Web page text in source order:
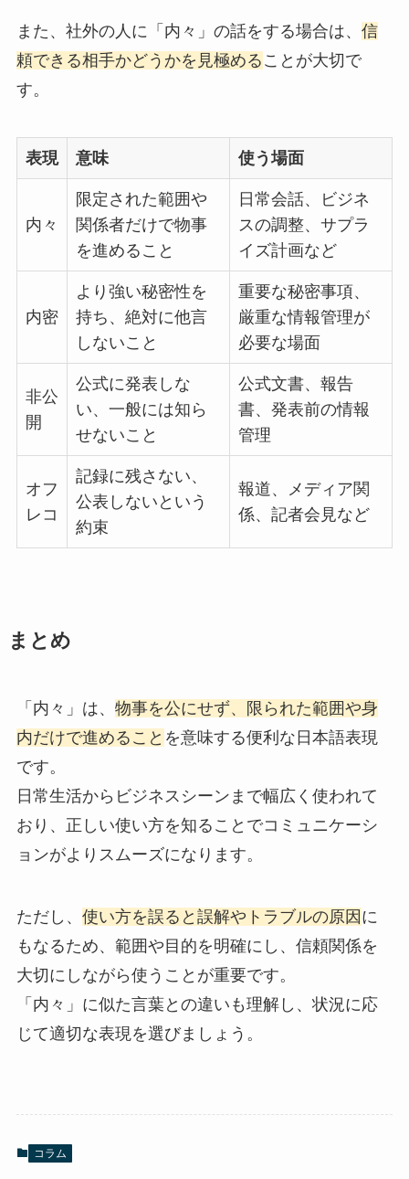
また、社外の人に「内々」の話をする場合は、 信
頼できる相手かどうかを見極める ことが大切で
す。
表現 意味 使う場面
内々
限定された範囲や
関係者だけで物事
を進めること
日常会話、ビジネ
スの調整、サプラ
イズ計画など
内密
より強い秘密性を
持ち、絶対に他言
しないこと
重要な秘密事項、
厳重な情報管理が
必要な場面
非公
開
公式に発表しな
い、一般には知ら
せないこと
公式文書、報告
書、発表前の情報
管理
オフ
レコ
記録に残さない、
公表しないという
約束
報道、メディア関
係、記者会見など
まとめ
「内々」は、 物事を公にせず、限られた範囲や身
内だけで進めること を意味する便利な日本語表現
です。
日常生活からビジネスシーンまで幅広く使われて
おり、正しい使い方を知ることでコミュニケーシ
ョンがよりスムーズになります。
ただし、 使い方を誤ると誤解やトラブルの原因 に
もなるため、範囲や目的を明確にし、信頼関係を
大切にしながら使うことが重要です。
「内々」に似た言葉との違いも理解し、状況に応
じて適切な表現を選びましょう。
コラム